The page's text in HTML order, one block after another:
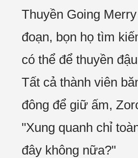
Thuyền Going
đoạn, bọn họ tìm
có thể để thuyền
Tất cả thành viên
đông để giữ ấm,
"Xung quanh chỉ
đây không nữa?"